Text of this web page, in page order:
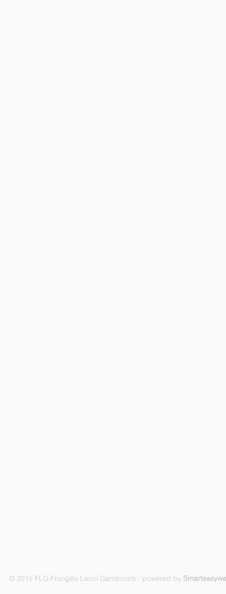
© 2015 FLG Frongillo Lecci Gambicorti - powered by